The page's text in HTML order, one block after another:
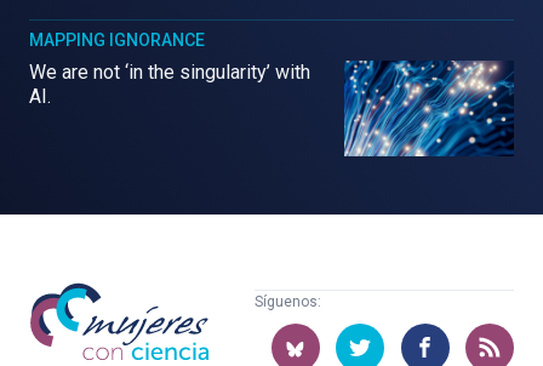
MAPPING IGNORANCE
We are not ‘in the singularity’ with
AI.
Mujeres
con
ciencia
Síguenos: